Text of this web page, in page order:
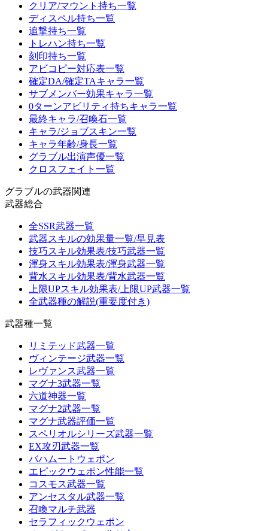
クリア/マウント持ち一覧
ディスペル持ち一覧
追撃持ち一覧
トレハン持ち一覧
刻印持ち一覧
アビコピー対応表一覧
確定DA/確定TAキャラ一覧
サブメンバー効果キャラ一覧
0ターンアビリティ持ちキャラ一覧
最終キャラ/召喚石一覧
キャラ/ジョブスキン一覧
キャラ年齢/身長一覧
グラブル出演声優一覧
クロスフェイト一覧
グラブルの武器関連
武器総合
全SSR武器一覧
武器スキルの効果量一覧/早見表
技巧スキル効果表/技巧武器一覧
渾身スキル効果表/渾身武器一覧
背水スキル効果表/背水武器一覧
上限UPスキル効果表/上限UP武器一覧
全武器種の解説(重要度付き)
武器種一覧
リミテッド武器一覧
ヴィンテージ武器一覧
レヴァンス武器一覧
マグナ3武器一覧
六道神器一覧
マグナ2武器一覧
マグナ武器評価一覧
スペリオルシリーズ武器一覧
EX攻刃武器一覧
バハムートウェポン
エピックウェポン性能一覧
コスモス武器一覧
アンセスタル武器一覧
召喚マルチ武器
セラフィックウェポン